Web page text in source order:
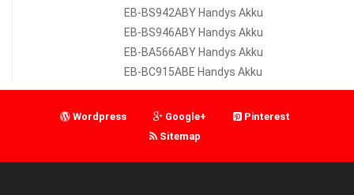
EB-BS942ABY Handys Akku
EB-BS946ABY Handys Akku
EB-BA566ABY Handys Akku
EB-BC915ABE Handys Akku
Wordpress Google+
Pinterest
Sitemap